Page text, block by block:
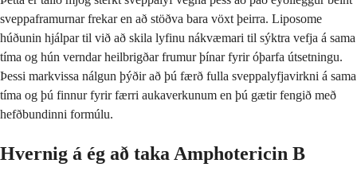
sveppaframurnar frekar en að stöðva bara vöxt þeirra. Liposome
húðunin hjálpar til við að skila lyfinu nákvæmari til sýktra vefja á sama
tíma og hún verndar heilbrigðar frumur þínar fyrir óþarfa útsetningu.
Þessi markvissa nálgun þýðir að þú færð fulla sveppalyfjavirkni á sama
tíma og þú finnur fyrir færri aukaverkunum en þú gætir fengið með
hefðbundinni formúlu.
Hvernig á ég að taka Amphotericin B